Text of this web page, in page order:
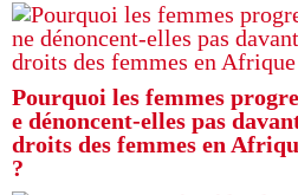
Pourquoi les femmes
e dénoncent-elles pas
droits des femmes en
?